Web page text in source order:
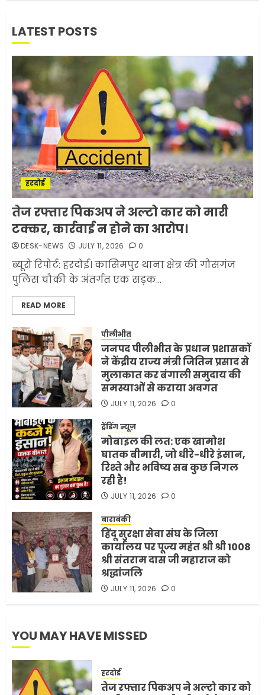
1
घातक बीमारी, जो धीरे-धीरे इंसान,
रिश्ते और भविष्य सब कुछ निगल
रही है!
JULY 11, 2026 0
2
मलबों से ईरान ने सुरक्षित बरामद
कर ली करीब 1000 से ज्यादा
मिसाइलें
JUNE 1, 2026 0
3
सरकारी दफ्तरों में जनसेवा कम,
जनता का अपमान ज्यादा? जनता के
टैक्स पर वेतन, फिर जनता से अभद्र
व्यवहार क्यों?
JUNE 1, 2026
4
अमेरिका ने फिर से ईरान को युद्ध
समाप्त करने के लिए भेजी अपनी 5
शर्तें
MAY 18, 2026 0
5
भारत-अमेरिका व्यापार समझौता
ट्रंप ने किया एलान
FEBRUARY 3, 2026 0
LATEST POSTS
हरदोई
तेज रफ्तार पिकअप ने अल्टो कार को मारी
टक्कर, कार्रवाई न होने का आरोप।
DESK-NEWS JULY 11, 2026 0
ब्यूरो रिपोर्ट: हरदोई। कासिमपुर थाना क्षेत्र की गौसगंज
पुलिस चौकी के अंतर्गत एक सड़क...
READ MORE
पीलीभीत
जनपद पीलीभीत के प्रधान प्रशासकों
ने केंद्रीय राज्य मंत्री जितिन प्रसाद से
मुलाकात कर बंगाली समुदाय की
समस्याओं से कराया अवगत
JULY 11, 2026 0
ट्रेंडिंग न्यूज़
मोबाइल की लत: एक खामोश
घातक बीमारी, जो धीरे-धीरे इंसान,
रिश्ते और भविष्य सब कुछ निगल
रही है!
JULY 11, 2026 0
बाराबंकी
हिंदू सुरक्षा सेवा संघ के जिला
कार्यालय पर पूज्य महंत श्री श्री 1008
श्री संतराम दास जी महाराज को
श्रद्धांजलि
JULY 11, 2026 0
YOU MAY HAVE MISSED
हरदोई
तेज रफ्तार पिकअप ने अल्टो कार को